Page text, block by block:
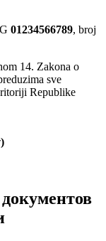
01234566789, broj
14. Zakona o
sve
Republike